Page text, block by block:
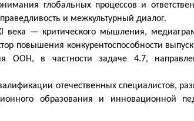
глобальных процессов и
и межкультурный диалог.
века — критического мышления,
повышения конкурентоспособности
ООН, в частности задаче 4.7,
отечественных специалистов,
образования и инновационной